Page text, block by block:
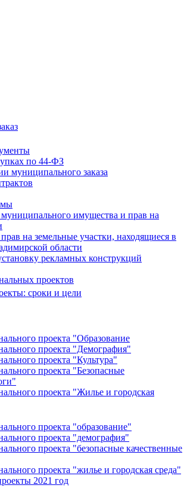
по 44-ФЗ
муниципального заказа
имущества и прав на
на земельные участки, находящиеся в
области
рекламных конструкций
проектов
сроки и цели
проекта "Образование
проекта "Демография"
проекта "Культура"
проекта "Безопасные
проекта "Жилье и городская
проекта "образование"
проекта "демография"
проекта "безопасные качественные
проекта "жилье и городская среда"
2021 год